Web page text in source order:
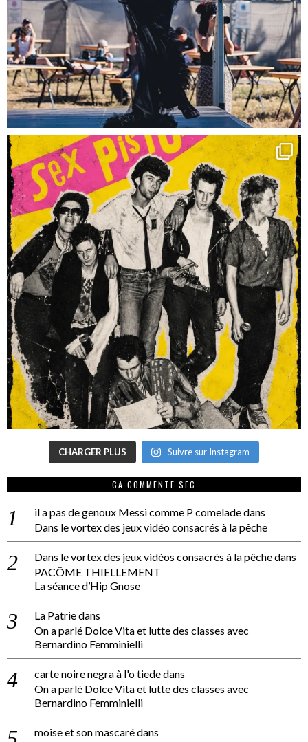
CHARGER PLUS Suivre sur Instagram
CA COMMENTE SEC
il a pas de genoux Messi comme P comeladedans
Dans le vortex des jeux vidéo consacrés à la pêche
Dans le vortex des jeux vidéos consacrés à la pêchedans
PACÔME THIELLEMENT
La séance d’Hip Gnose
La Patriedans
On a parlé Dolce Vita et lutte des classes avec
Bernardino Femminielli
carte noire negra à l'o tiededans
On a parlé Dolce Vita et lutte des classes avec
Bernardino Femminielli
moise et son mascarédans